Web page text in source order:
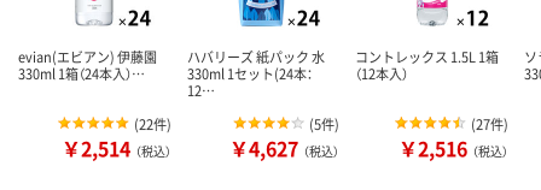
evian(エビアン) 伊藤園
330ml 1箱（24本入）…
(22件)
￥2,514 （税込）
ハバリーズ 紙パック 水
330ml 1セット(24本：
12…
(5件)
￥4,627 （税込）
コントレックス 1.5L 1箱
（12本入）
(27件)
￥2,516 （税込）
ソ